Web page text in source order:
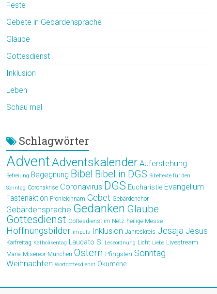
Feste
Gebete in Gebärdensprache
Glaube
Gottesdienst
Inklusion
Leben
Schau mal
Schlagwörter
AdventAdventskalender Auferstehung
Befreiung Begegnung Bibel Bibel in DGS Bibeltexte für den
Sonntag Coronakrise Coronavirus DGS Eucharistie Evangelium
Fastenaktion Fronleichnam Gebet Gebärdenchor
Gebärdensprache Gedanken Glaube
Gottesdienst Gottesdienst im Netz heilige Messe
Hoffnungsbilder impuls Inklusion Jahreskreis Jesaja Jesus
Karfreitag Katholikentag Laudato Si Leseordnung Licht Liebe Livestream
Maria Misereor München Ostern Pfingsten Sonntag
Weihnachten Wortgottesdienst Ökumene